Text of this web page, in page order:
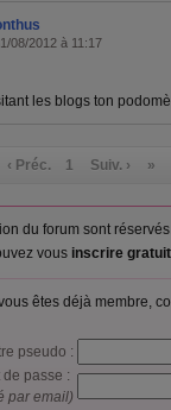
08/2012 à 11:17
les blogs ton
‹ Préc. 1 Suiv. › »
du forum sont
vous inscrire
êtes déjà membre,
pseudo :
passe :
par email)